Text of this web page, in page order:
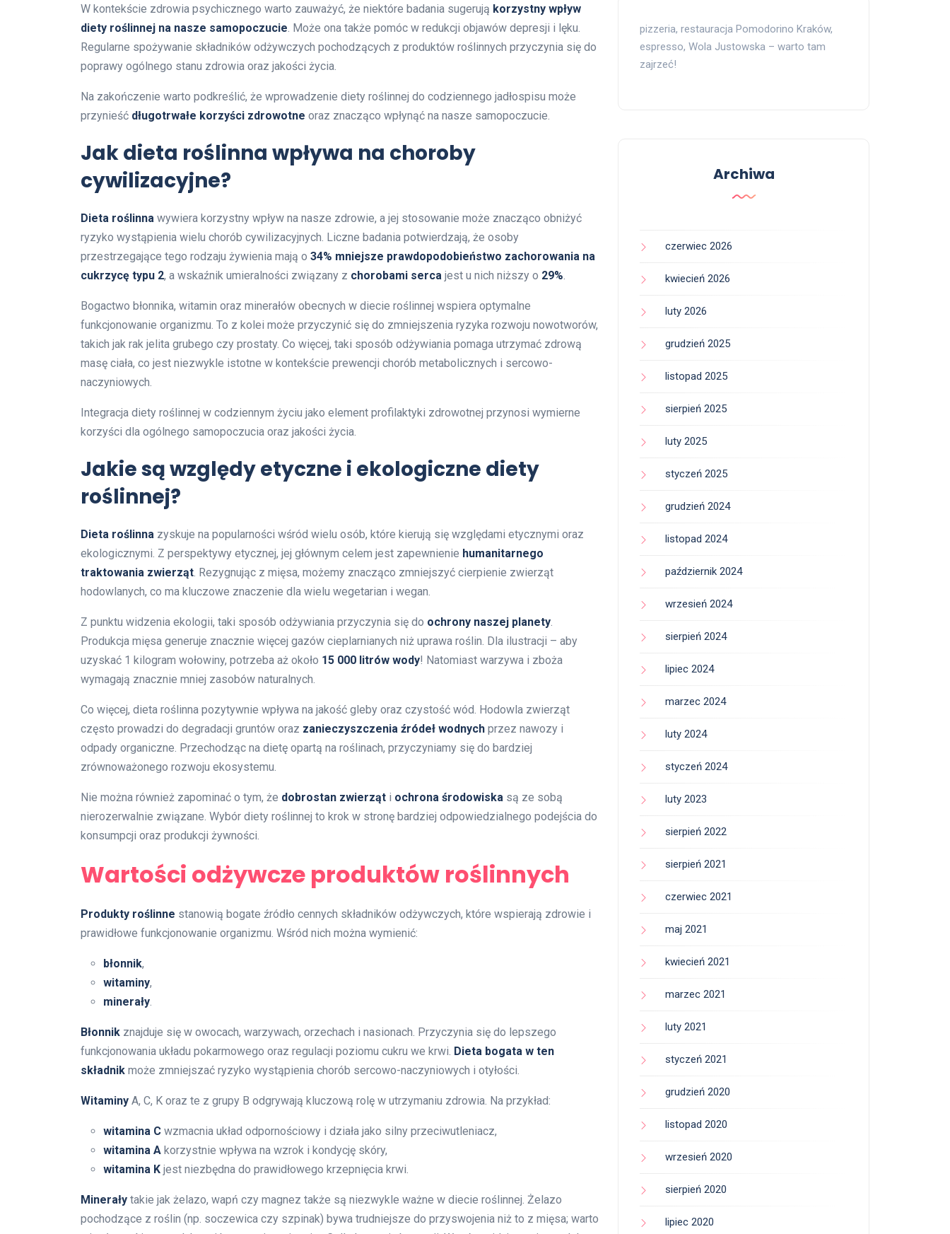
W kontekście zdrowia psychicznego warto zauważyć, że niektóre badania sugerują korzystny wpływ
diety roślinnej na nasze samopoczucie. Może ona także pomóc w redukcji objawów depresji i lęku.
Regularne spożywanie składników odżywczych pochodzących z produktów roślinnych przyczynia się do
poprawy ogólnego stanu zdrowia oraz jakości życia.
Na zakończenie warto podkreślić, że wprowadzenie diety roślinnej do codziennego jadłospisu może
przynieść długotrwałe korzyści zdrowotne oraz znacząco wpłynąć na nasze samopoczucie.
Jak dieta roślinna wpływa na choroby
cywilizacyjne?
Dieta roślinna wywiera korzystny wpływ na nasze zdrowie, a jej stosowanie może znacząco obniżyć
ryzyko wystąpienia wielu chorób cywilizacyjnych. Liczne badania potwierdzają, że osoby
przestrzegające tego rodzaju żywienia mają o 34% mniejsze prawdopodobieństwo zachorowania na
cukrzycę typu 2, a wskaźnik umieralności związany z chorobami serca jest u nich niższy o 29%.
Bogactwo błonnika, witamin oraz minerałów obecnych w diecie roślinnej wspiera optymalne
funkcjonowanie organizmu. To z kolei może przyczynić się do zmniejszenia ryzyka rozwoju nowotworów,
takich jak rak jelita grubego czy prostaty. Co więcej, taki sposób odżywiania pomaga utrzymać zdrową
masę ciała, co jest niezwykle istotne w kontekście prewencji chorób metabolicznych i sercowo-
naczyniowych.
Integracja diety roślinnej w codziennym życiu jako element profilaktyki zdrowotnej przynosi wymierne
korzyści dla ogólnego samopoczucia oraz jakości życia.
Jakie są względy etyczne i ekologiczne diety
roślinnej?
Dieta roślinna zyskuje na popularności wśród wielu osób, które kierują się względami etycznymi oraz
ekologicznymi. Z perspektywy etycznej, jej głównym celem jest zapewnienie humanitarnego
traktowania zwierząt. Rezygnując z mięsa, możemy znacząco zmniejszyć cierpienie zwierząt
hodowlanych, co ma kluczowe znaczenie dla wielu wegetarian i wegan.
Z punktu widzenia ekologii, taki sposób odżywiania przyczynia się do ochrony naszej planety.
Produkcja mięsa generuje znacznie więcej gazów cieplarnianych niż uprawa roślin. Dla ilustracji – aby
uzyskać 1 kilogram wołowiny, potrzeba aż około 15 000 litrów wody! Natomiast warzywa i zboża
wymagają znacznie mniej zasobów naturalnych.
Co więcej, dieta roślinna pozytywnie wpływa na jakość gleby oraz czystość wód. Hodowla zwierząt
często prowadzi do degradacji gruntów oraz zanieczyszczenia źródeł wodnych przez nawozy i
odpady organiczne. Przechodząc na dietę opartą na roślinach, przyczyniamy się do bardziej
zrównoważonego rozwoju ekosystemu.
Nie można również zapominać o tym, że dobrostan zwierząt i ochrona środowiska są ze sobą
nierozerwalnie związane. Wybór diety roślinnej to krok w stronę bardziej odpowiedzialnego podejścia do
konsumpcji oraz produkcji żywności.
Wartości odżywcze produktów roślinnych
Produkty roślinne stanowią bogate źródło cennych składników odżywczych, które wspierają zdrowie i
prawidłowe funkcjonowanie organizmu. Wśród nich można wymienić:
błonnik,
witaminy,
minerały.
Błonnik znajduje się w owocach, warzywach, orzechach i nasionach. Przyczynia się do lepszego
funkcjonowania układu pokarmowego oraz regulacji poziomu cukru we krwi. Dieta bogata w ten
składnik może zmniejszać ryzyko wystąpienia chorób sercowo-naczyniowych i otyłości.
Witaminy A, C, K oraz te z grupy B odgrywają kluczową rolę w utrzymaniu zdrowia. Na przykład:
witamina C wzmacnia układ odpornościowy i działa jako silny przeciwutleniacz,
witamina A korzystnie wpływa na wzrok i kondycję skóry,
witamina K jest niezbędna do prawidłowego krzepnięcia krwi.
Minerały takie jak żelazo, wapń czy magnez także są niezwykle ważne w diecie roślinnej. Żelazo
pochodzące z roślin (np. soczewica czy szpinak) bywa trudniejsze do przyswojenia niż to z mięsa; warto
pizzeria, restauracja Pomodorino Kraków,
espresso, Wola Justowska – warto tam
zajrzeć!
Archiwa
czerwiec 2026
kwiecień 2026
luty 2026
grudzień 2025
listopad 2025
sierpień 2025
luty 2025
styczeń 2025
grudzień 2024
listopad 2024
październik 2024
wrzesień 2024
sierpień 2024
lipiec 2024
marzec 2024
luty 2024
styczeń 2024
luty 2023
sierpień 2022
sierpień 2021
czerwiec 2021
maj 2021
kwiecień 2021
marzec 2021
luty 2021
styczeń 2021
grudzień 2020
listopad 2020
wrzesień 2020
sierpień 2020
lipiec 2020